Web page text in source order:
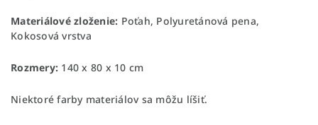
Materiálové zloženie: Poťah, Polyuretánová pena,
Kokosová vrstva
Rozmery: 140 x 80 x 10 cm
Niektoré farby materiálov sa môžu líšiť.